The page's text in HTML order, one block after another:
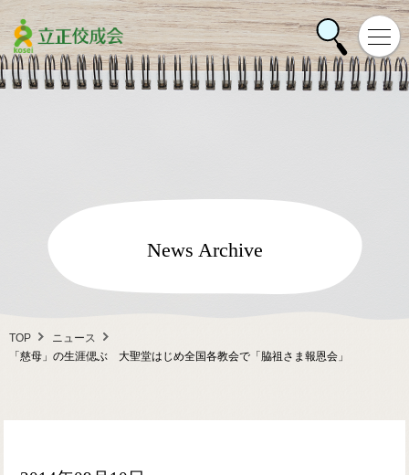
News Archive
TOP
ニュース
「慈母」の生涯偲ぶ 大聖堂はじめ全国各教会で「脇祖さま報恩会」